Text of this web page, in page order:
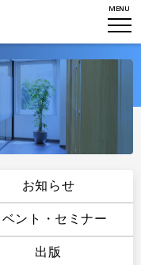
MENU
お知らせ
ベント・セミナー
出版